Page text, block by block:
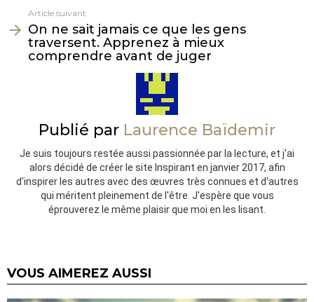
Article suivant
On ne sait jamais ce que les gens
traversent. Apprenez à mieux
comprendre avant de juger
Publié par Laurence Baïdemir
Je suis toujours restée aussi passionnée par la lecture, et j'ai
alors décidé de créer le site Inspirant en janvier 2017, afin
d'inspirer les autres avec des œuvres très connues et d'autres
qui méritent pleinement de l'être. J'espère que vous
éprouverez le même plaisir que moi en les lisant.
VOUS AIMEREZ AUSSI